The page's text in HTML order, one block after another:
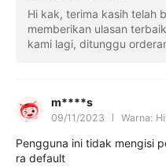
Hi kak, terima kasih telah
memberikan ulasan
kami lagi, ditunggu
m****s
09/11/2023 Warna:
Pengguna ini tidak mengisi
ra default